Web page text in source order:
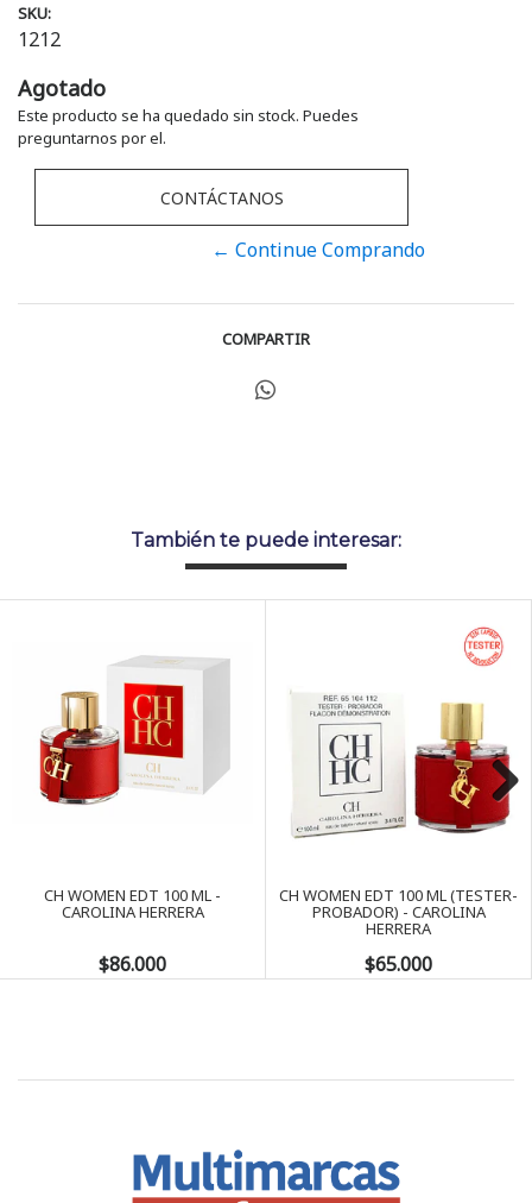
SKU:
1212
Agotado
Este producto se ha quedado sin stock. Puedes
preguntarnos por el.
CONTÁCTANOS
← Continue Comprando
COMPARTIR
También te puede interesar:
CH WOMEN EDT 100 ML -
CAROLINA HERRERA
$86.000
CH WOMEN EDT 100 ML (TESTER-
PROBADOR) - CAROLINA
HERRERA
$65.000
Next